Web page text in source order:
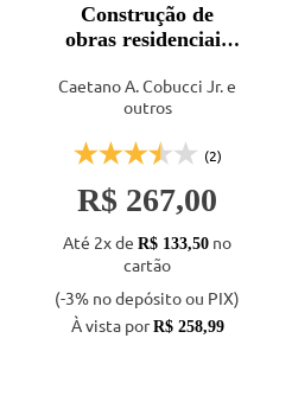
Construção de
obras residenciais
Caetano A. Cobucci Jr. e
outros
(2)
R$ 267,00
Até 2x de R$ 133,50 no
cartão
(-3% no depósito ou PIX)
À vista porR$ 258,99